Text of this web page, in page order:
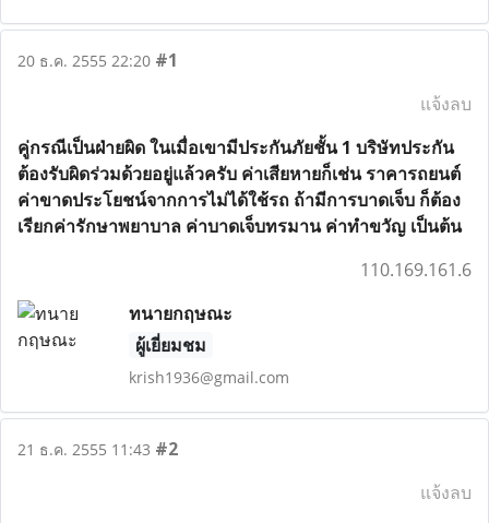
20 ธ.ค. 2555 22:20 #1
แจ้งลบ
คู่กรณีเป็นฝ่ายผิด ในเมื่อเขามีประกันภัยชั้น 1 บริษัทประกัน
ต้องรับผิดร่วมด้วยอยู่แล้วครับ ค่าเสียหายก็เช่น ราคารถยนต์
ค่าขาดประโยชน์จากการไม่ได้ใช้รถ ถ้ามีการบาดเจ็บ ก็ต้อง
เรียกค่ารักษาพยาบาล ค่าบาดเจ็บทรมาน ค่าทำขวัญ เป็นต้น
110.169.161.6
ทนายกฤษณะ
ผู้เยี่ยมชม
krish1936@gmail.com
21 ธ.ค. 2555 11:43 #2
แจ้งลบ